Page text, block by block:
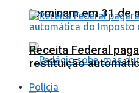
terminam em 31 de
Receita Federal
restituição
Polícia